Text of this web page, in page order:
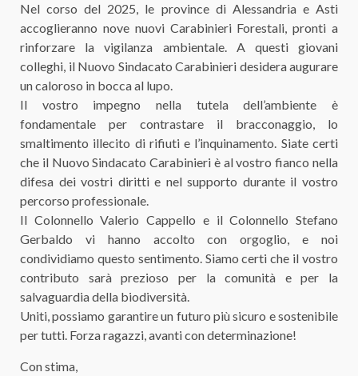
Nel corso del 2025, le province di Alessandria e Asti
accoglieranno nove nuovi Carabinieri Forestali, pronti a
rinforzare la vigilanza ambientale. A questi giovani
colleghi, il Nuovo Sindacato Carabinieri desidera augurare
un caloroso in bocca al lupo.
Il vostro impegno nella tutela dell’ambiente è
fondamentale per contrastare il bracconaggio, lo
smaltimento illecito di rifiuti e l’inquinamento. Siate certi
che il Nuovo Sindacato Carabinieri è al vostro fianco nella
difesa dei vostri diritti e nel supporto durante il vostro
percorso professionale.
Il Colonnello Valerio Cappello e il Colonnello Stefano
Gerbaldo vi hanno accolto con orgoglio, e noi
condividiamo questo sentimento. Siamo certi che il vostro
contributo sarà prezioso per la comunità e per la
salvaguardia della biodiversità.
Uniti, possiamo garantire un futuro più sicuro e sostenibile
per tutti. Forza ragazzi, avanti con determinazione!
Con stima,